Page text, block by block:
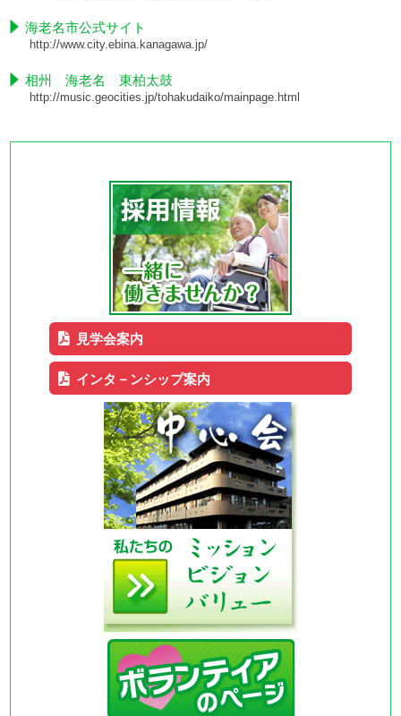
海老名市公式サイト
http://www.city.ebina.kanagawa.jp/
相州 海老名 東柏太鼓
http://music.geocities.jp/tohakudaiko/mainpage.html
見学会案内
インタ－ンシップ案内